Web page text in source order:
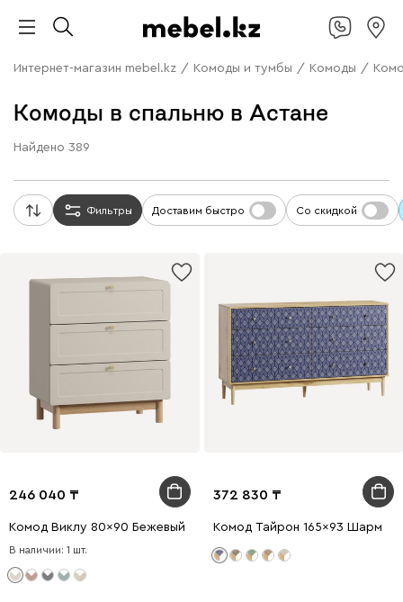
Интернет-магазин mebel.kz / Комоды и тумбы / Комоды /
Комоды в спальню в Астане
Найдено 389
Фильтры Доставим быстро Со скидкой
246 040
Комод Виклу 80x90 Бежевый
В наличии: 1 шт.
372 830
Комод Тайрон 165x93 Шарм ​